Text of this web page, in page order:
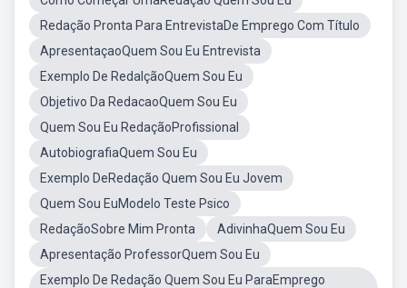
Redação Pronta Para EntrevistaDe Emprego Com Título
ApresentaçaoQuem Sou Eu Entrevista
Exemplo De RedalçãoQuem Sou Eu
Objetivo Da RedacaoQuem Sou Eu
Quem Sou Eu RedaçãoProfissional
AutobiografiaQuem Sou Eu
Exemplo DeRedação Quem Sou Eu Jovem
Quem Sou EuModelo Teste Psico
RedaçãoSobre Mim Pronta
AdivinhaQuem Sou Eu
Apresentação ProfessorQuem Sou Eu
Exemplo De Redação Quem Sou Eu ParaEmprego